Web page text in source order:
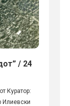
/ 24
Куратор:
Илиевски